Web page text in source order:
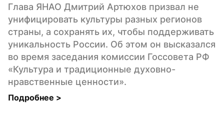
Глава ЯНАО Дмитрий Артюхов призвал не
унифицировать культуры разных регионов
страны, а сохранять их, чтобы поддерживать
уникальность России. Об этом он высказался
во время заседания комиссии Госсовета РФ
«Культура и традиционные духовно-
нравственные ценности».
Подробнее >